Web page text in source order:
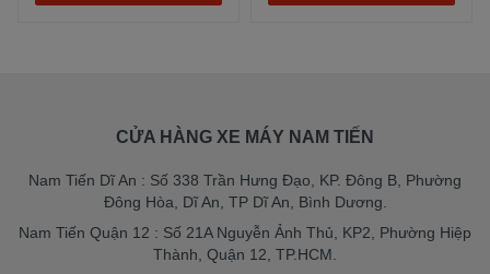
CỬA HÀNG XE MÁY NAM TIẾN
Nam Tiến Dĩ An : Số 338 Trần Hưng Đạo, KP. Đông B, Phường
Đông Hòa, Dĩ An, TP Dĩ An, Bình Dương.
Nam Tiến Quận 12 : Số 21A Nguyễn Ảnh Thủ, KP2, Phường Hiệp
Thành, Quận 12, TP.HCM.